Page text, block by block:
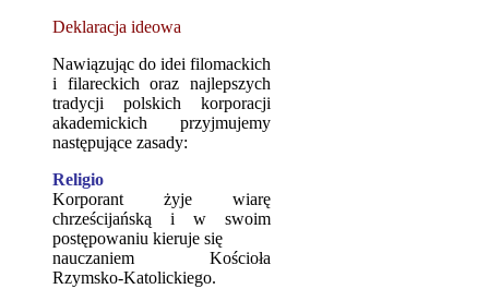
Deklaracja ideowa
Nawiązując do idei filomackich
i filareckich oraz najlepszych
tradycji polskich korporacji
akademickich przyjmujemy
następujące zasady:
Religio
Korporant żyje wiarę
chrześcijańską i w swoim
postępowaniu kieruje się
nauczaniem Kościoła
Rzymsko-Katolickiego.